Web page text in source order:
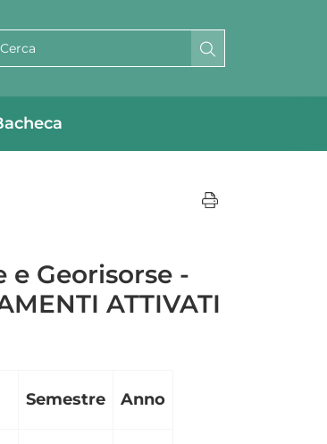
e Georisorse -
ATTIVATI
Semestre Anno